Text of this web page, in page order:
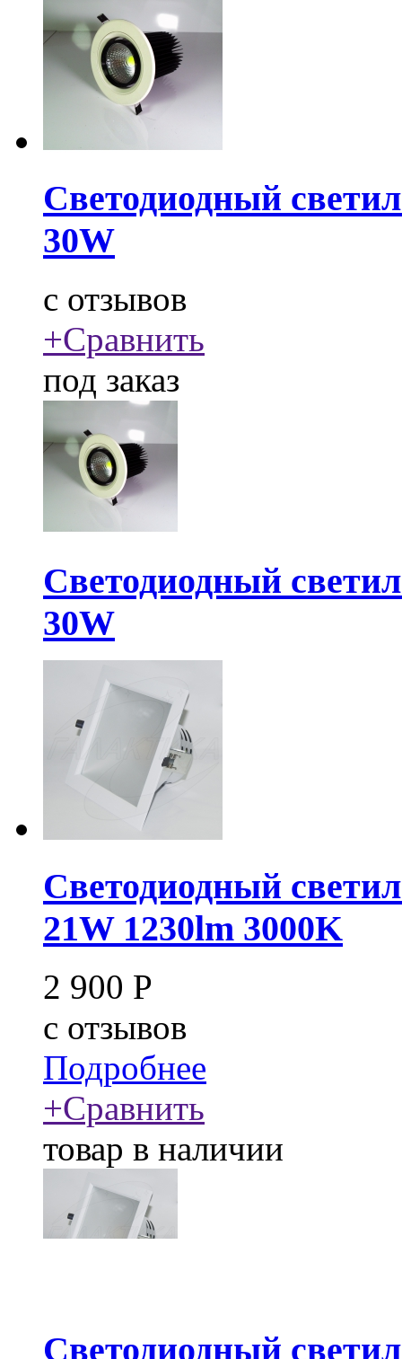
Светодиодный
30W
c отзывов
+Сравнить
под заказ
Светодиодный
30W
Светодиодный
21W 1230lm 3000K
2 900 Р
c отзывов
Подробнее
+Сравнить
товар в наличии
Светодиодный